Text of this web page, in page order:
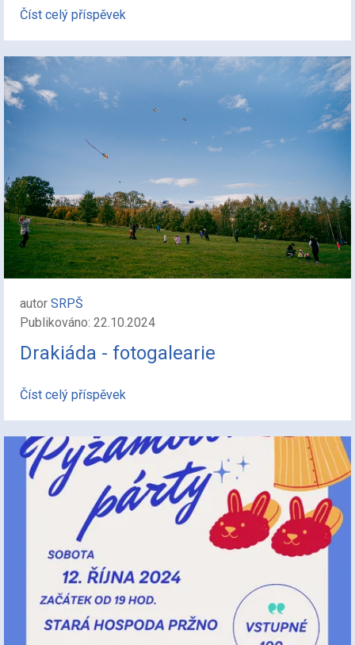
Číst celý příspěvek
autor SRPŠ
Publikováno: 22.10.2024
Drakiáda - fotogalearie
Číst celý příspěvek